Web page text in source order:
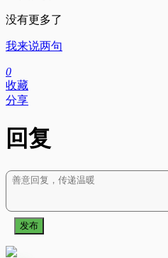
没有更多了
我来说两句
0
收藏
分享
回复
发布